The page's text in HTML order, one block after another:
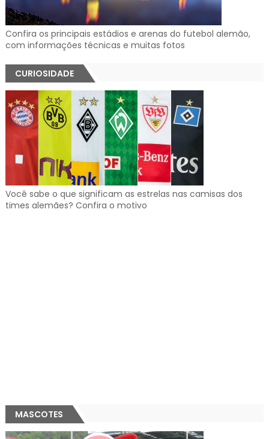
Confira os principais estádios e arenas do futebol alemão,
com informações técnicas e muitas fotos
CURIOSIDADE
Você sabe o que significam as estrelas nas camisas dos
times alemães? Confira o motivo
MASCOTES